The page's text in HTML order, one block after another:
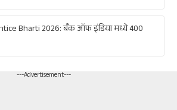
Bharti 2026: बँक ऑफ इंडिया मध्ये 400
---Advertisement---